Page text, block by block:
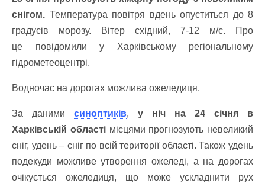
снігом. Температура повітря вдень опуститься до 8
градусів морозу. Вітер східний, 7-12 м/с.
Про
це повідомили у Харківському регіональному
гідрометеоцентрі.
Водночас на дорогах можлива ожеледиця.
За даними синоптиків, у ніч на 24 січня в
Харківській областімісцями прогнозують невеликий
сніг, удень – сніг по всій території області.Також удень
подекуди можливе утворення ожеледі, а на дорогах
очікується ожеледиця, що може ускладнити рух